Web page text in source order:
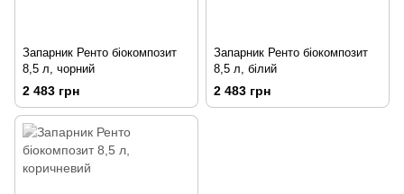
Запарник Ренто біокомпозит
8,5 л, чорний
2 483 грн
Запарник Ренто біокомпозит
8,5 л, білий
2 483 грн